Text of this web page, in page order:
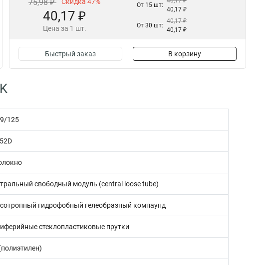
75,98 ₽
40,17 ₽
Цена за 1 шт.
От 15 шт:
40,17 ₽
От 30 шт:
40,17 ₽
40,17 ₽
Быстрый заказ В корзину
125
свободный модуль (central loose tube)
гидрофобный гелеобразный компаунд
стеклопластиковые прутки